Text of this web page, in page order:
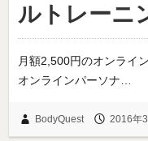
ルトレーニ
月額2,500円のオンライ
オンラインパーソナ…
BodyQuest 2016年